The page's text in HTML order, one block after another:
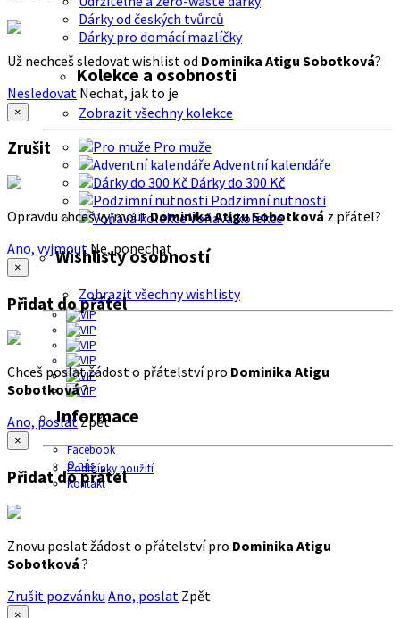
Dárky od českých tvůrců
Dárky pro domácí mazlíčky
Kolekce a osobnosti
Zobrazit všechny kolekce
Pro muže
Adventní kalendáře
Dárky do 300 Kč
Podzimní nutnosti
Voňavá kolekce
Wishlisty osobností
Zobrazit všechny wishlisty
Informace
Facebook
O nás
Podmínky použití
Kontakt
Už nechceš sledovat wishlist od Dominika Atigu Sobotková?
Nesledovat Nechat, jak to je
×
Zrušit
Opravdu chceš vyjmoutDominika Atigu Sobotková z přátel?
Ano, vyjmout Ne, ponechat
×
Přidat do přátel
Chceš poslat žádost o přátelství pro Dominika Atigu
Sobotková?
Ano, poslatZpět
×
Přidat do přátel
Znovu poslat žádost o přátelství pro Dominika Atigu
Sobotková ?
Zrušit pozvánku Ano, poslat Zpět
×